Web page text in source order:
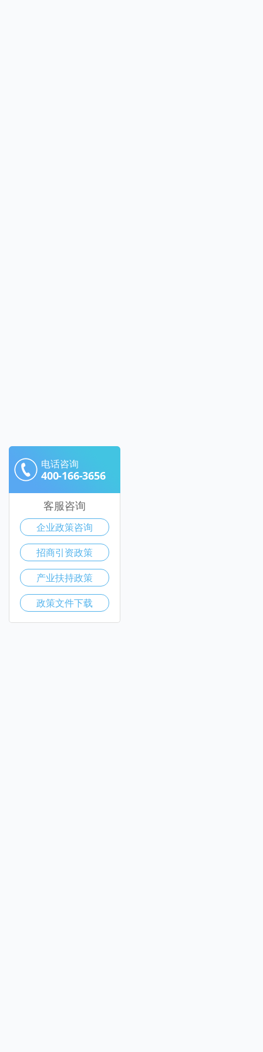
电话咨询
400-166-3656
客服咨询
企业政策咨询
招商引资政策
产业扶持政策
政策文件下载